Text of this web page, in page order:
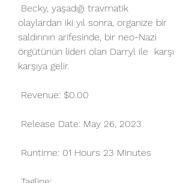
olaylardan iki yıl sonra, organize bir
saldırının arifesinde, bir neo-Nazi
örgütünün lideri olan Darryl ile  karşı
karşıya gelir.
Revenue: $0.00
Release Date: May 26, 2023
Runtime: 01 Hours 23 Minutes